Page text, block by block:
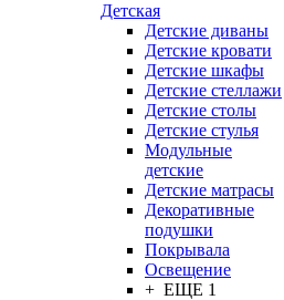
Детская
Детские диваны
Детские кровати
Детские шкафы
Детские стеллажи
Детские столы
Детские стулья
Модульные
детские
Детские матрасы
Декоративные
подушки
Покрывала
Освещение
+ ЕЩЕ 1